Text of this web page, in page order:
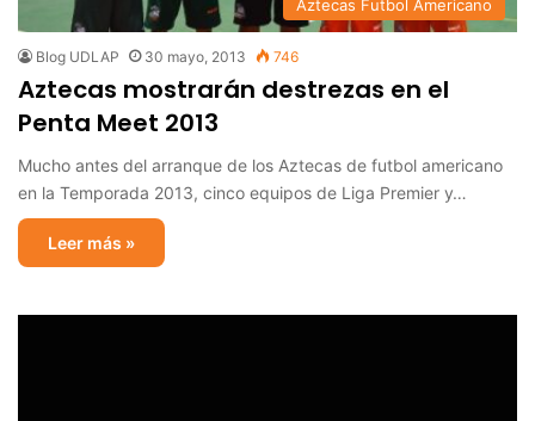
Aztecas Futbol Americano
Blog UDLAP 30 mayo, 2013 746
Aztecas mostrarán destrezas en el
Penta Meet 2013
Mucho antes del arranque de los Aztecas de futbol americano
en la Temporada 2013, cinco equipos de Liga Premier y…
Leer más »